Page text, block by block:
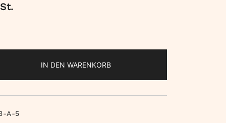
IN DEN WARENKORB
A-5